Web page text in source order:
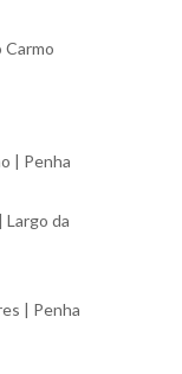
Carmo
| Penha
Largo da
| Penha